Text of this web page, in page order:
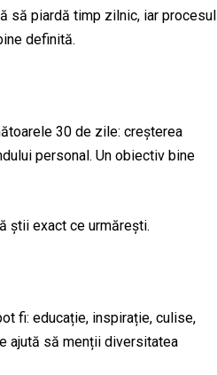
să piardă timp zilnic, iar procesul
definită.
30 de zile: creșterea
personal. Un obiectiv bine
știi exact ce urmărești.
fi: educație, inspirație, culise,
ajută să menții diversitatea